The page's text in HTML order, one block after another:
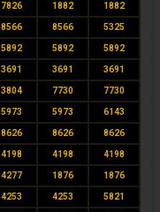
7826 1882 1882
8566 8566 5325
5892 5892 5892
3691 3691 3691
3804 7730 7730
5973 5973 6143
8626 8626 8626
4198 4198 4198
4277 1876 1876
4253 4253 5821